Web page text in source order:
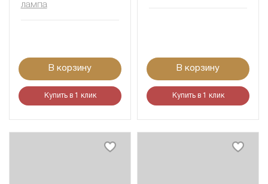
лампа
В корзину
Купить в 1 клик
В корзину
Купить в 1 клик